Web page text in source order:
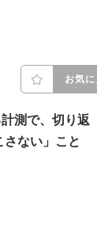
お気に
測で、切り返
ない」こと